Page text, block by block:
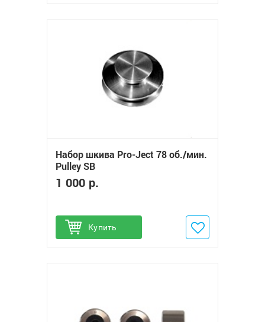
Набор шкива Pro-Ject 78 об./мин.
Pulley SB
1 000 р.
Купить
Добавить в избранное